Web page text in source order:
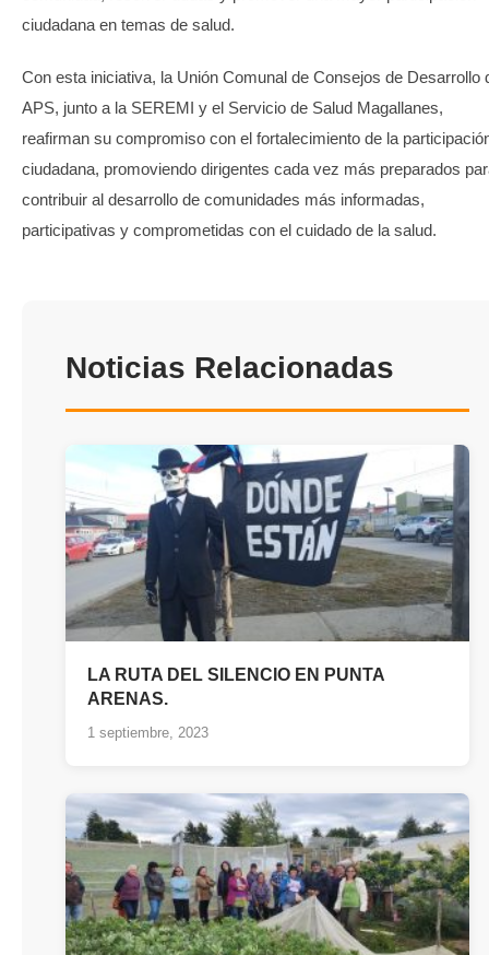
ciudadana en temas de salud.
Con esta iniciativa, la Unión Comunal de Consejos de Desarrollo
APS, junto a la SEREMI y el Servicio de Salud Magallanes,
reafirman su compromiso con el fortalecimiento de la
ciudadana, promoviendo dirigentes cada vez más preparados
contribuir al desarrollo de comunidades más informadas,
participativas y comprometidas con el cuidado de la salud.
Noticias Relacionadas
LA RUTA DEL SILENCIO EN PUNTA
ARENAS.
1 septiembre, 2023